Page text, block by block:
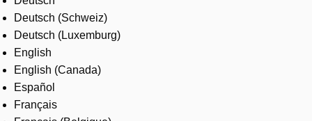
Where to buy
Contact us
Careers
Deutsch (Schweiz)
Deutsch (Luxemburg)
English
English (Canada)
Español
Français